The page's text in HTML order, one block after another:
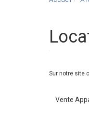
Sur notre site
Vente